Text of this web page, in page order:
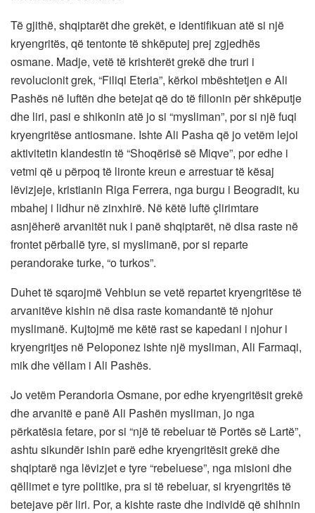
Të gjithë, shqiptarët dhe grekët, e identifikuan atë si një
kryengritës, që tentonte të shkëputej prej zgjedhës
osmane. Madje, vetë të krishterët grekë dhe truri i
revolucionit grek, “Filiqi Eteria”, kërkoi mbështetjen e Ali
Pashës në luftën dhe betejat që do të fillonin për shkëputje
dhe liri, pasi e shikonin atë jo si “mysliman”, por si një fuqi
kryengritëse antiosmane. Ishte Ali Pasha që jo vetëm lejoi
aktivitetin klandestin të “Shoqërisë së Miqve”, por edhe i
vetmi që u përpoq të lironte kreun e arrestuar të kësaj
lëvizjeje, kristianin Riga Ferrera, nga burgu i Beogradit, ku
mbahej i lidhur në zinxhirë. Në këtë luftë çlirimtare
asnjëherë arvanitët nuk i panë shqiptarët, në disa raste në
frontet përballë tyre, si myslimanë, por si reparte
perandorake turke, “o turkos”.
Duhet të sqarojmë Vehbiun se vetë repartet kryengritëse të
arvanitëve kishin në disa raste komandantë të njohur
myslimanë. Kujtojmë me këtë rast se kapedani i njohur i
kryengritjes në Peloponez ishte një mysliman, Ali Farmaqi,
mik dhe vëllam i Ali Pashës.
Jo vetëm Perandoria Osmane, por edhe kryengritësit grekë
dhe arvanitë e panë Ali Pashën mysliman, jo nga
përkatësia fetare, por si “një të rebeluar të Portës së Lartë”,
ashtu sikundër ishin parë edhe kryengritësit grekë dhe
shqiptarë nga lëvizjet e tyre “rebeluese”, nga misioni dhe
qëllimet e tyre politike, pra si të rebeluar, si kryengritës të
betejave për liri. Por, a kishte raste dhe individë që shihnin